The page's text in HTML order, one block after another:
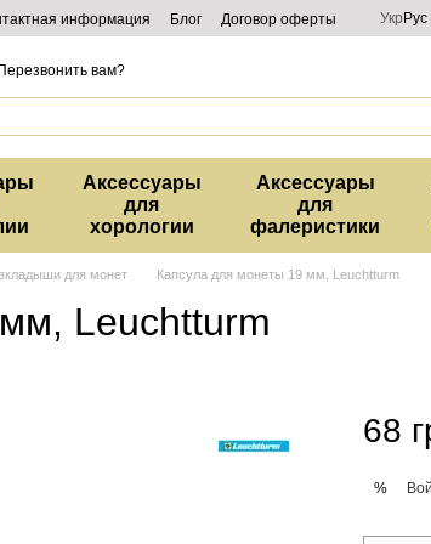
информация Блог Договор оферты Укр Рус
Перезвонить вам?
Аксессуары
для
хорологии
Аксессуары
для
фалеристики
для монет Капсула для монеты 19 мм, Leuchtturm
Leuchtturm
68
%